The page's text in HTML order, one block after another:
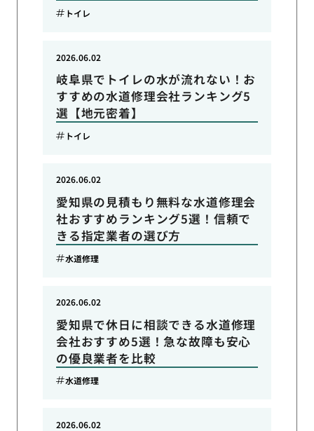
トイレ
岐阜県でトイレの水が流れない！お
すすめの水道修理会社ランキング5
選【地元密着】
2026.06.02
トイレ
愛知県の見積もり無料な水道修理会
社おすすめランキング5選！信頼で
きる指定業者の選び方
2026.06.02
水道修理
愛知県で休日に相談できる水道修理
会社おすすめ5選！急な故障も安心
の優良業者を比較
2026.06.02
水道修理
2026.06.02